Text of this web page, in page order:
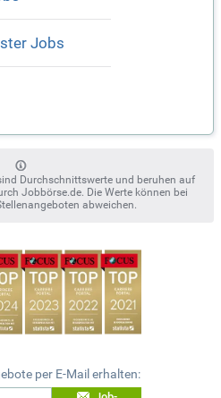
Jobs
Durchschnittswerte und beruhen auf
Jobbörse.de. Die Werte können bei
abweichen.
per E-Mail erhalten: